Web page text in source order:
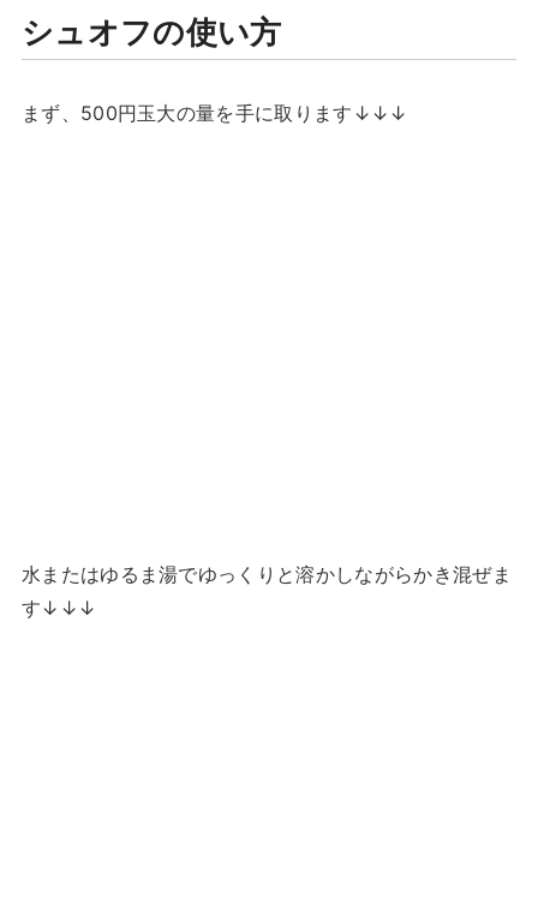
シュオフの使い方
まず、500円玉大の量を手に取ります↓↓↓
水またはゆるま湯でゆっくりと溶かしながらかき混ぜま
す↓↓↓